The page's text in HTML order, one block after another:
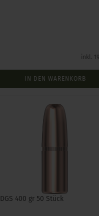
inkl.
IN DEN WARENKORB
400 gr 50 Stück